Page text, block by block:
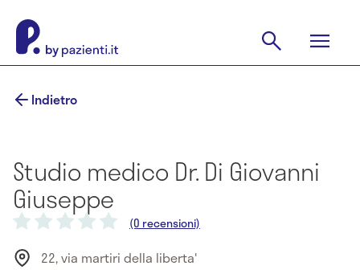
Indietro
Studio medico Dr. Di Giovanni
Giuseppe
(0 recensioni)
22, via martiri della liberta'